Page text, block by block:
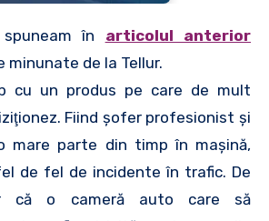
în articolul anterior
minunate de la Tellur.
cu un produs pe care de mult
Fiind şofer profesionist şi
mare parte din timp în maşină,
de fel de incidente în trafic. De
că o cameră auto care să